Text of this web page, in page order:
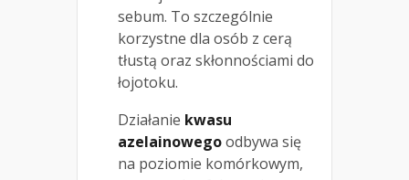
sebum. To szczególnie
korzystne dla osób z cerą
tłustą oraz skłonnościami do
łojotoku.
Działanie kwasu
azelainowegoodbywa się
na poziomie komórkowym,